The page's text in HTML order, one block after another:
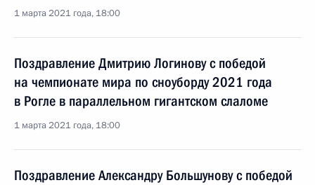
1 марта 2021 года, 18:00
Поздравление Дмитрию Логинову с победой
на чемпионате мира по сноуборду 2021 года
в Рогле в параллельном гигантском слаломе
1 марта 2021 года, 18:00
Поздравление Александру Большунову с победой